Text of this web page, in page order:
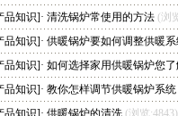
品知识]· 清洗锅炉常使用的方法 (浏
品知识]· 供暖锅炉要如何调整供暖
品知识]· 如何选择家用供暖锅炉您了
品知识]· 教你怎样调节供暖锅炉系统
品知识]· 供暖锅炉的清洗 (浏览:4843)